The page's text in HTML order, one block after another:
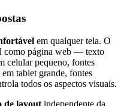
em qualquer tela. O
como página web — texto
celular pequeno, fontes
tablet grande, fontes
todos os aspectos visuais.